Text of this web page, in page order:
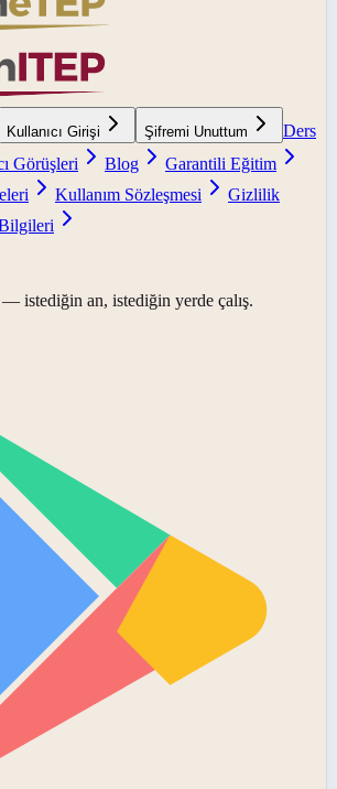
Kullanıcı Girişi Şifremi Unuttum
Ders
Görüşleri Blog
Garantili Eğitim
Kullanım Sözleşmesi
Gizlilik
istediğin an, istediğin yerde çalış.